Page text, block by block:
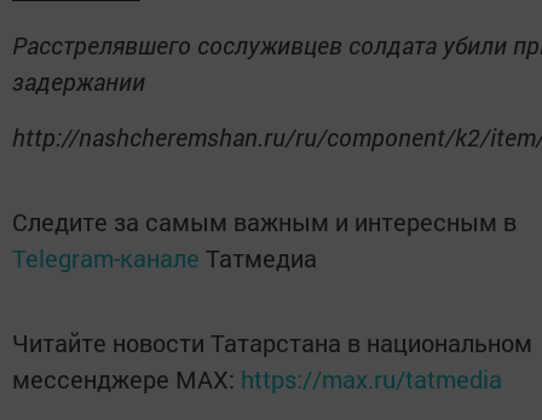
Расстрелявшего сослуживцев солдата убили
задержании
http://nashcheremshan.ru/ru/component/k2/
Следите за самым важным и интересным в
Telegram-канале Татмедиа
Читайте новости Татарстана в национальном
мессенджере MАХ: https://max.ru/tatmedia